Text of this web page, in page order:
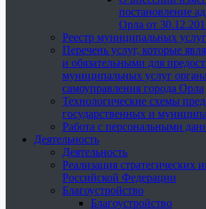
постановление
Орла от
Реестр муниципальных
Перечень услуг, которые
и обязательными для
муниципальных услуг
самоуправления города Орла
Технологические схемы
государственных и
Работа с персональными
Деятельность
Деятельность
Реализация стратегических
Российской Федерации
Благоустройство
Благоустройство